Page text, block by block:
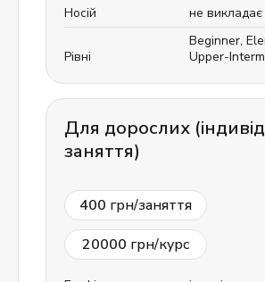
Носій
не викладає
Рівні
Beginner,
Upper-
Для дорослих
заняття)
400 грн/заняття
20000 грн/курс